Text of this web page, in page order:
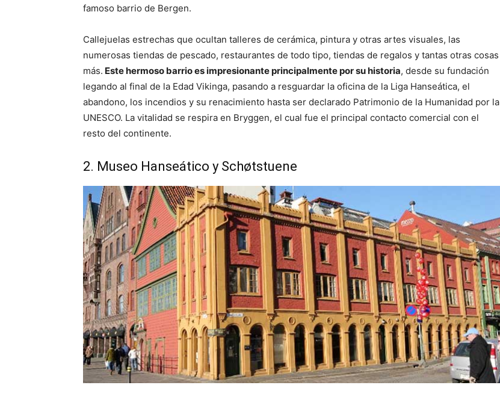
famoso barrio de Bergen.
Callejuelas estrechas que ocultan talleres de cerámica, pintura y otras artes visuales, las
numerosas tiendas de pescado, restaurantes de todo tipo, tiendas de regalos y tantas otras cosas
más. Este hermoso barrio es impresionante principalmente por su historia, desde su fundación
legando al final de la Edad Vikinga, pasando a resguardar la oficina de la Liga Hanseática, el
abandono, los incendios y su renacimiento hasta ser declarado Patrimonio de la Humanidad por la
UNESCO. La vitalidad se respira en Bryggen, el cual fue el principal contacto comercial con el
resto del continente.
2. Museo Hanseático y Schøtstuene